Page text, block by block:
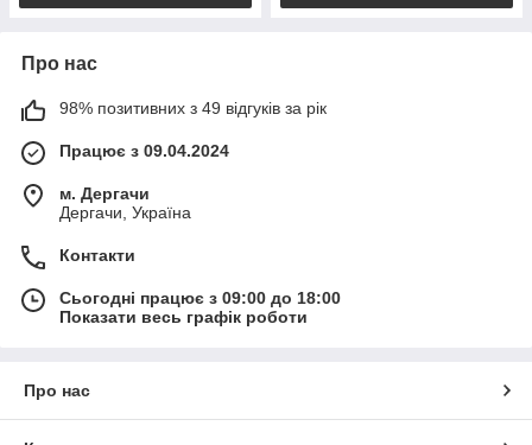
Про нас
98% позитивних з 49 відгуків за рік
Працює з 09.04.2024
м. Дергачи
Дергачи, Україна
Контакти
Сьогодні працює з 09:00 до 18:00
Показати весь графік роботи
Про нас